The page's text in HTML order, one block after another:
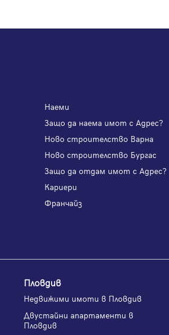
Наеми
Защо да наема имот с Адрес?
Ново строителство Варна
Ново строителство Бургас
Защо да отдам имот с Адрес?
Кариери
Франчайз
Пловдив
Недвижими имоти в Пловдив
Двустайни апартаменти в
Пловдив